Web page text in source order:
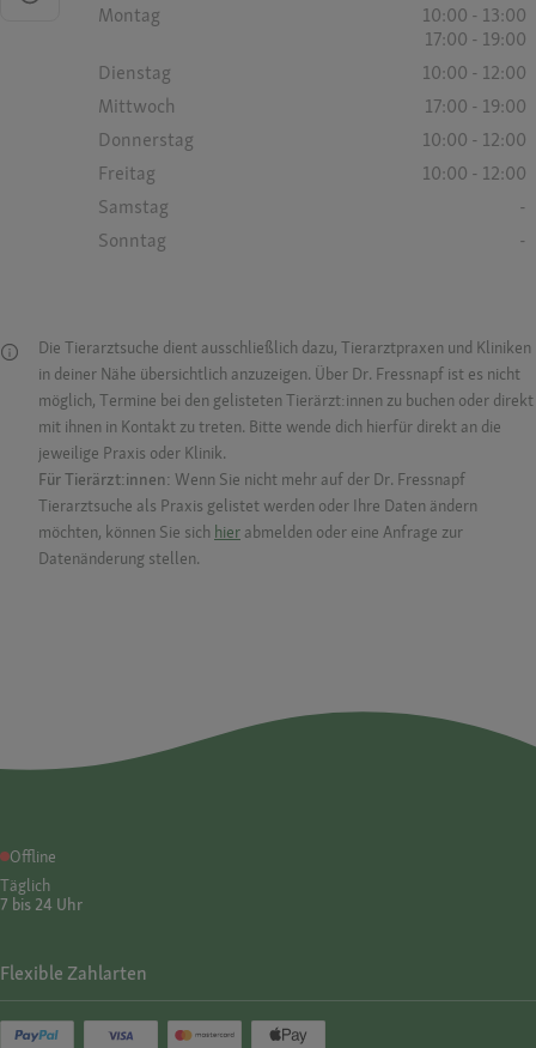
Montag
10:00 - 13:00
17:00 - 19:00
Dienstag
10:00 - 12:00
Mittwoch
17:00 - 19:00
Donnerstag
10:00 - 12:00
Freitag
10:00 - 12:00
Samstag
-
Sonntag
-
Die Tierarztsuche dient ausschließlich dazu, Tierarztpraxen und Kliniken
in deiner Nähe übersichtlich anzuzeigen. Über Dr. Fressnapf ist es nicht
möglich, Termine bei den gelisteten Tierärzt:innen zu buchen oder direkt
mit ihnen in Kontakt zu treten. Bitte wende dich hierfür direkt an die
jeweilige Praxis oder Klinik.
Für Tierärzt:innen: Wenn Sie nicht mehr auf der Dr. Fressnapf
Tierarztsuche als Praxis gelistet werden oder Ihre Daten ändern
möchten, können Sie sich hier abmelden oder eine Anfrage zur
Datenänderung stellen.
Offline
Täglich
7 bis 24 Uhr
Flexible Zahlarten